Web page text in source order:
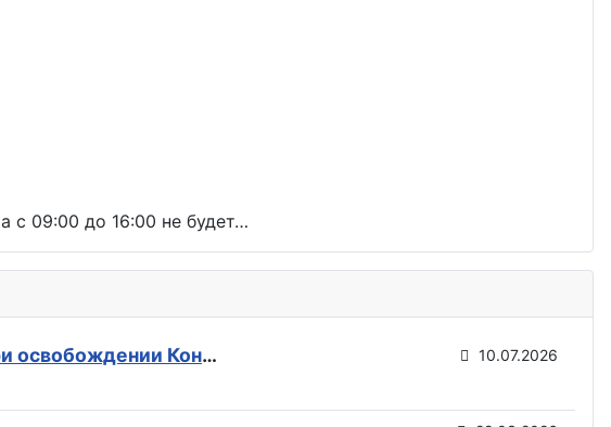
с 09:00 до 16:00 не будет…
В Горловке будет поспокойней: ВС РФ возвели флаги на всех ключевых точках при освобождении Константиновки 10.07.2026